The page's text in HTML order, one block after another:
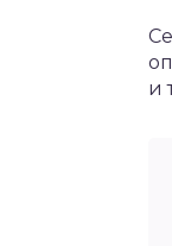
и